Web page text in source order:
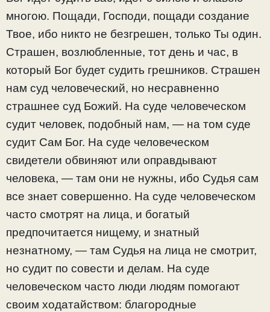
многою. Пощади, Господи, пощади создание
Твое, ибо никто не безгрешен, только Ты один.
Страшен, возлюбленные, тот день и час, в
который Бог будет судить грешников. Страшен
нам суд человеческий, но несравненно
страшнее суд Божий. На суде человеческом
судит человек, подобный нам, — на том суде
судит Сам Бог. На суде человеческом
свидетели обвиняют или оправдывают
человека, — там они не нужны, ибо Судья сам
все знает совершенно. На суде человеческом
часто смотрят на лица, и богатый
предпочитается нищему, и знатный
незнатному, — там Судья на лица не смотрит,
но судит по совести и делам. На суде
человеческом часто люди людям помогают
своим ходатайством: благородные